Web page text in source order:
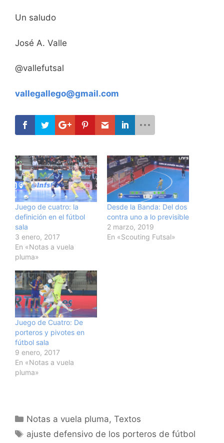
Un saludo
José A. Valle
@vallefutsal
vallegallego@gmail.com
Juego de cuatro: la
definición en el fútbol
sala
3 enero, 2017
En «Notas a vuela
pluma»
Desde la Banda: Del dos
contra uno a lo previsible
2 marzo, 2019
En «Scouting Futsal»
Juego de Cuatro: De
porteros y pivotes en
fútbol sala
9 enero, 2017
En «Notas a vuela
pluma»
Categorías
Notas a vuela pluma,Textos
Etiquetas
ajuste defensivo de los porteros de fútbol